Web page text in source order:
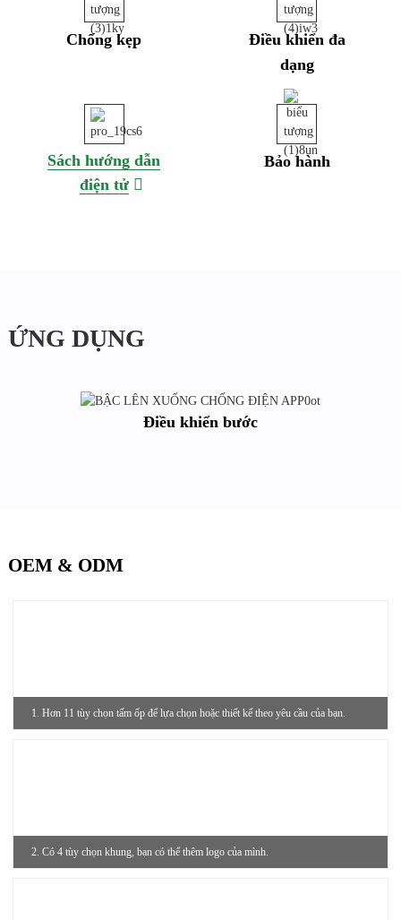
Chống kẹp
Điều khiển đa
dạng
Sách hướng dẫn
điện tử
Bảo hành
ỨNG DỤNG
Điều khiển bước
OEM & ODM
1. Hơn 11 tùy chọn tấm ốp để lựa chọn hoặc thiết kế theo yêu cầu của bạn.
2. Có 4 tùy chọn khung, bạn có thể thêm logo của mình.